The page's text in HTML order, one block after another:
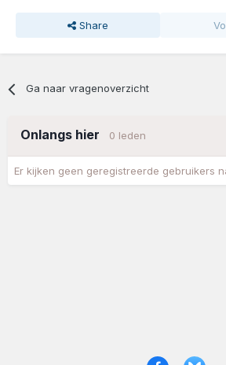
Share
Ga naar vragenoverzicht
Onlangs hier 0 leden
Er kijken geen geregistreerde gebruikers